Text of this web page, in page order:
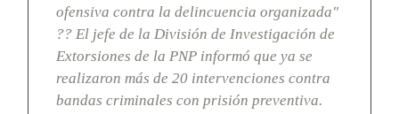
ofensiva contra la delincuencia organizada"
?? El jefe de la División de Investigación de
Extorsiones de la PNP informó que ya se
realizaron más de 20 intervenciones contra
bandas criminales con prisión preventiva.